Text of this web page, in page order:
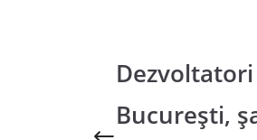
București,